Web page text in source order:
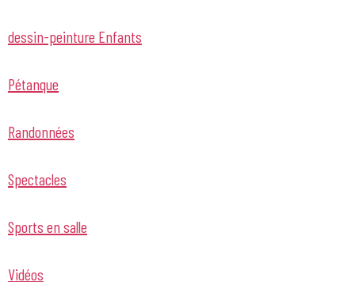
dessin-peinture Enfants
Pétanque
Randonnées
Spectacles
Sports en salle
Vidéos